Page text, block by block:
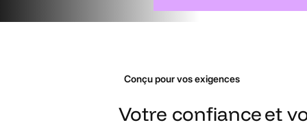
Conçu pour vos exigences
Votre confianceet